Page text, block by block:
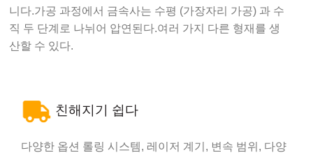
니다.가공 과정에서 금속사는 수평 (가장자리 가공) 과 수
직 두 단계로 나뉘어 압연된다.여러 가지 다른 형재를 생
산할 수 있다.
친해지기 쉽다
다양한 옵션 롤링 시스템, 레이저 계기, 변속 범위, 다양